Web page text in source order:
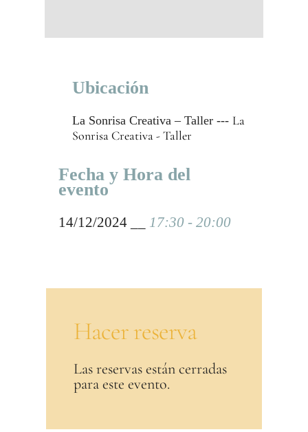
Ubicación
La Sonrisa Creativa – Taller --- La
Sonrisa Creativa - Taller
Fecha y Hora del
evento
14/12/2024 __ 17:30 - 20:00
Hacer reserva
Las reservas están cerradas
para este evento.